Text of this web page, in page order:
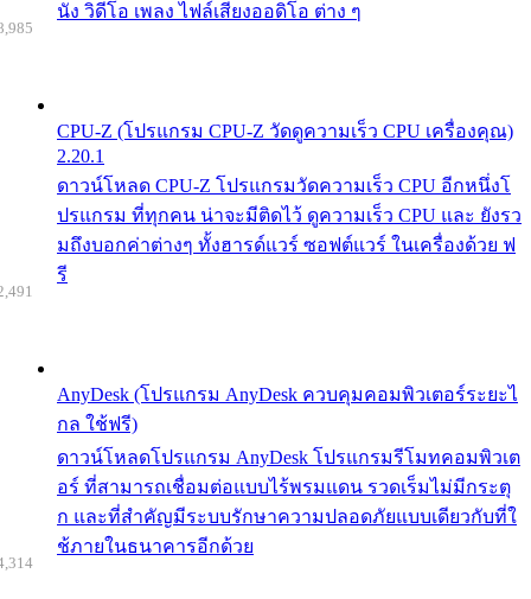
นัง วิดีโอ เพลง ไฟล์เสียงออดิโอ ต่าง ๆ
CPU-Z (โปรแกรม CPU-Z วัดดูความเร็ว CPU เครื่องคุณ)
2.20.1
ดาวน์โหลด CPU-Z โปรแกรมวัดความเร็ว CPU อีกหนึ่งโ
ปรแกรม ที่ทุกคน น่าจะมีติดไว้ ดูความเร็ว CPU และ ยังรว
มถึงบอกค่าต่างๆ ทั้งฮารด์แวร์ ซอฟต์แวร์ ในเครื่องด้วย ฟ
รี
AnyDesk (โปรแกรม AnyDesk ควบคุมคอมพิวเตอร์ระยะไ
กล ใช้ฟรี)
ดาวน์โหลดโปรแกรม AnyDesk โปรแกรมรีโมทคอมพิวเต
อร์ ที่สามารถเชื่อมต่อแบบไร้พรมแดน รวดเร็มไม่มีกระตุ
ก และที่สำคัญมีระบบรักษาความปลอดภัยแบบเดียวกับที่ใ
ช้ภายในธนาคารอีกด้วย